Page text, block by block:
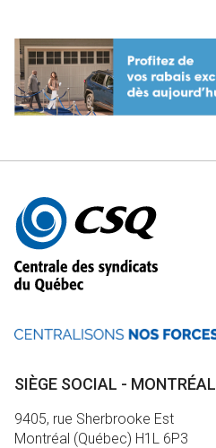
Autres
informations
SIÈGE SOCIAL - MONTRÉAL
9405, rue Sherbrooke Est
Montréal (Québec) H1L 6P3